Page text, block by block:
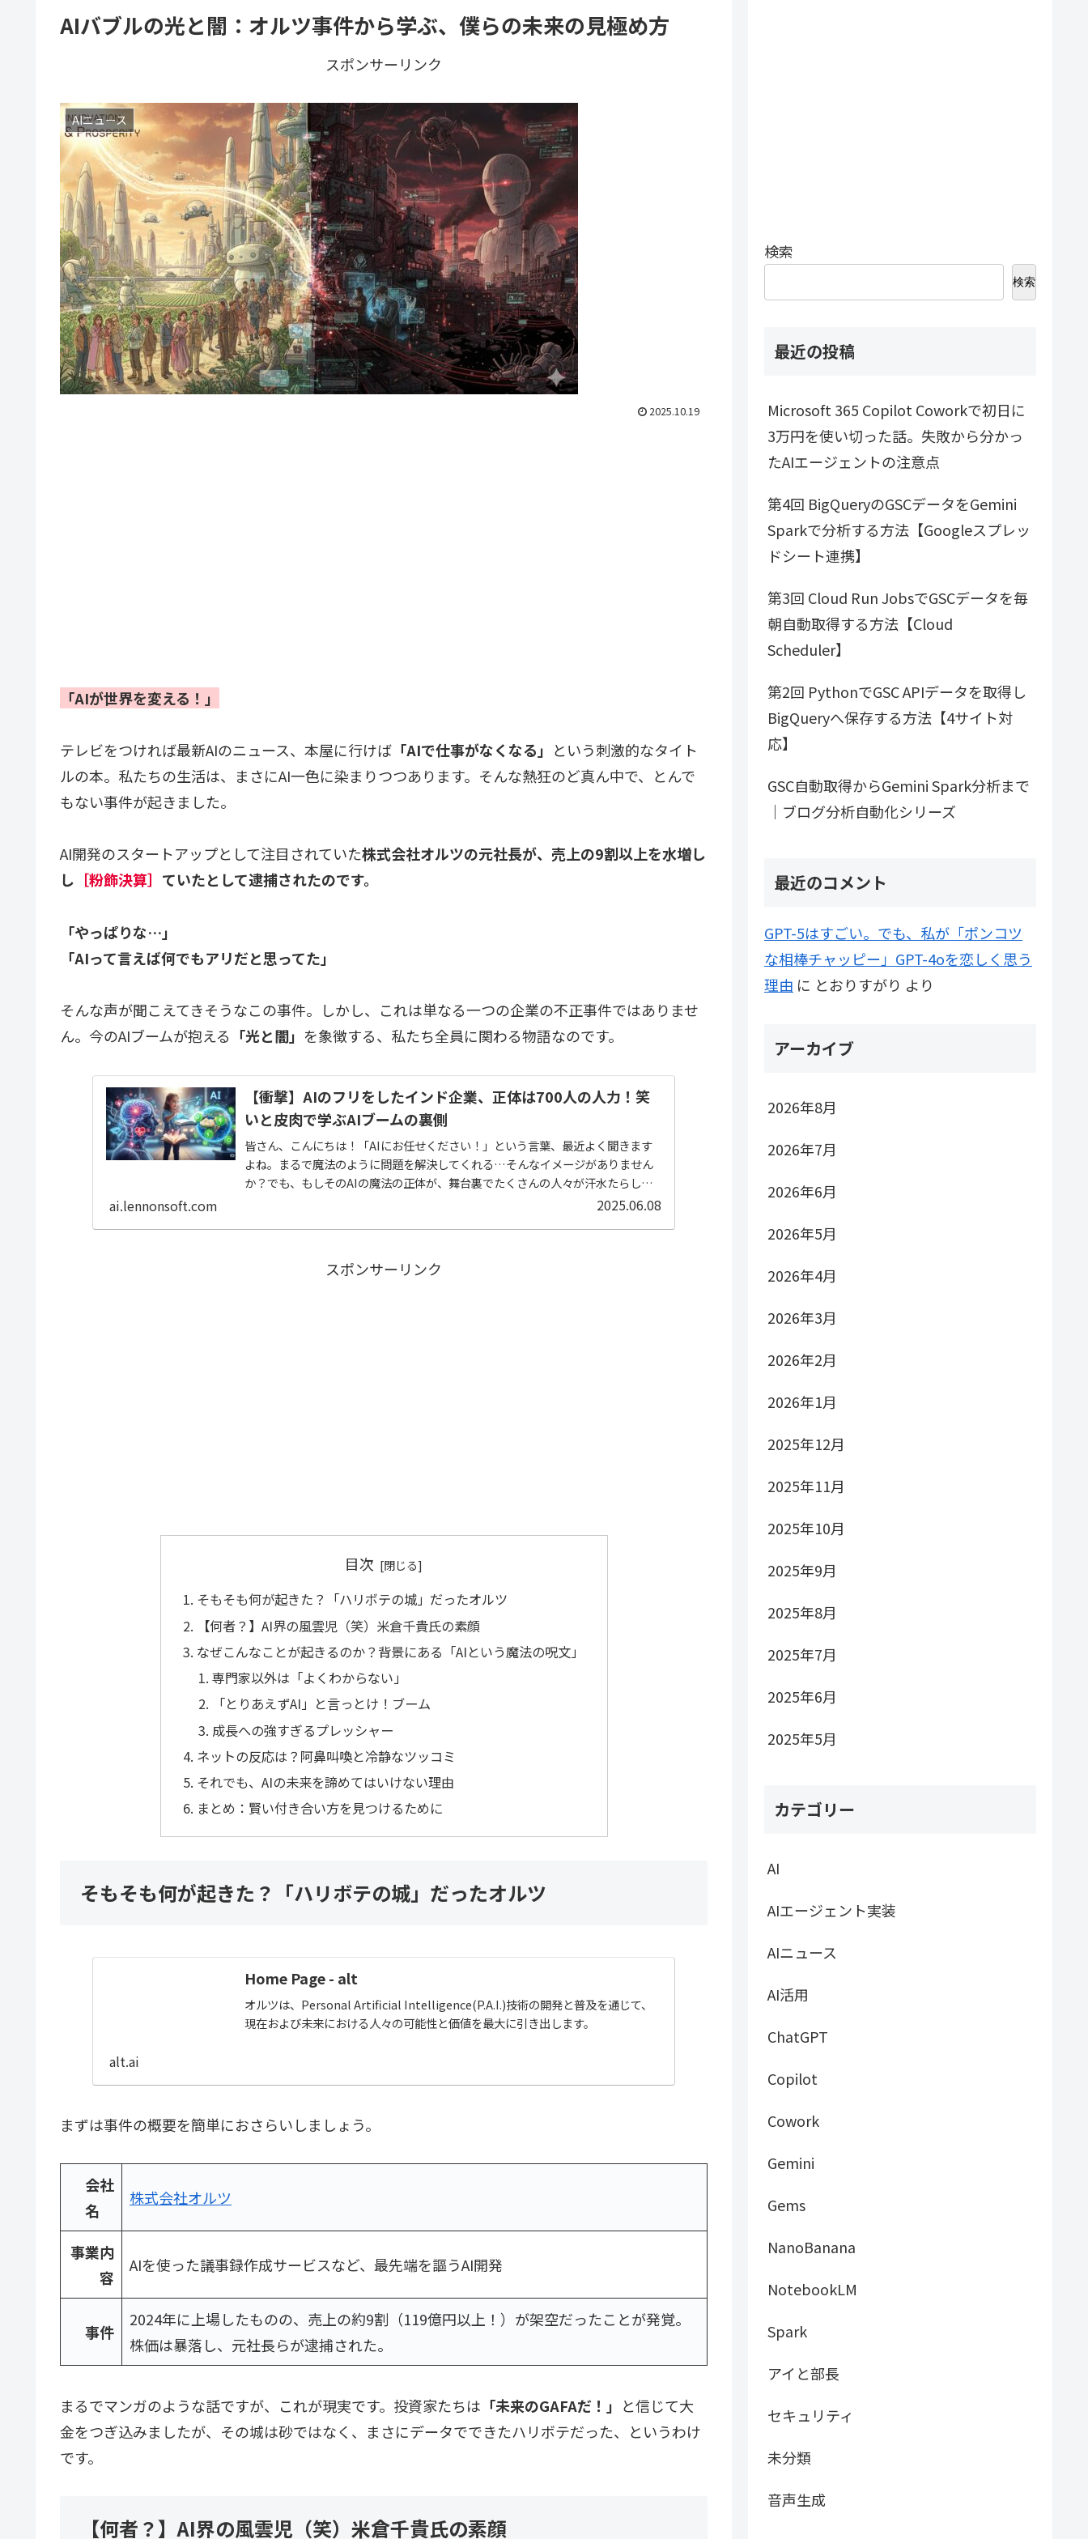
AIバブルの光と闇：オルツ事件から学ぶ、僕らの未来の見極め方
スポンサーリンク
AIニュース
2025.10.19
「AIが世界を変える！」
テレビをつければ最新AIのニュース、本屋に行けば 「AIで仕事がなくなる」 という刺激的なタイト
ルの本。私たちの生活は、まさにAI一色に染まりつつあります。そんな熱狂のど真ん中で、とんで
もない事件が起きました。
AI開発のスタートアップとして注目されていた株式会社オルツの元社長が、売上の9割以上を水増し
し ［粉飾決算］ ていたとして逮捕されたのです。
「やっぱりな…」
「AIって言えば何でもアリだと思ってた」
そんな声が聞こえてきそうなこの事件。しかし、これは単なる一つの企業の不正事件ではありませ
ん。今のAIブームが抱える 「光と闇」 を象徴する、私たち全員に関わる物語なのです。
【衝撃】AIのフリをしたインド企業、正体は700人の人力！笑
いと皮肉で学ぶAIブームの裏側
皆さん、こんにちは！「AIにお任せください！」という言葉、最近よく聞きます
よね。まるで魔法のように問題を解決してくれる…そんなイメージがありません
か？でも、もしそのAIの魔法の正体が、舞台裏でたくさんの人々が汗水たらして
ai.lennonsoft.com 2025.06.08
スポンサーリンク
目次
そもそも何が起きた？「ハリボテの城」だったオルツ
【何者？】AI界の風雲児（笑）米倉千貴氏の素顔
なぜこんなことが起きるのか？背景にある「AIという魔法の呪文」
専門家以外は「よくわからない」
「とりあえずAI」と言っとけ！ブーム
成長への強すぎるプレッシャー
ネットの反応は？阿鼻叫喚と冷静なツッコミ
それでも、AIの未来を諦めてはいけない理由
まとめ：賢い付き合い方を見つけるために
そもそも何が起きた？「ハリボテの城」だったオルツ
Home Page - alt
オルツは、Personal Artificial Intelligence(P.A.I.)技術の開発と普及を通じて、
現在および未来における人々の可能性と価値を最大に引き出します。
alt.ai
まずは事件の概要を簡単におさらいしましょう。
会社
名
株式会社オルツ
事業内
容
AIを使った議事録作成サービスなど、最先端を謳うAI開発
事件
2024年に上場したものの、売上の約9割（119億円以上！）が架空だったことが発覚。
株価は暴落し、元社長らが逮捕された。
まるでマンガのような話ですが、これが現実です。投資家たちは 「未来のGAFAだ！」 と信じて大
金をつぎ込みましたが、その城は砂ではなく、まさにデータでできたハリボテだった、というわけ
です。
【何者？】AI界の風雲児（笑）米倉千貴氏の素顔
検索
検索
最近の投稿
Microsoft 365 Copilot Coworkで初日に
3万円を使い切った話。失敗から分かっ
たAIエージェントの注意点
第4回 BigQueryのGSCデータをGemini
Sparkで分析する方法【Googleスプレッ
ドシート連携】
第3回 Cloud Run JobsでGSCデータを毎
朝自動取得する方法【Cloud
Scheduler】
第2回 PythonでGSC APIデータを取得し
BigQueryへ保存する方法【4サイト対
応】
GSC自動取得からGemini Spark分析まで
｜ブログ分析自動化シリーズ
最近のコメント
GPT-5はすごい。でも、私が「ポンコツ
な相棒チャッピー」GPT-4oを恋しく思う
理由 に とおりすがり より
アーカイブ
2026年8月
2026年7月
2026年6月
2026年5月
2026年4月
2026年3月
2026年2月
2026年1月
2025年12月
2025年11月
2025年10月
2025年9月
2025年8月
2025年7月
2025年6月
2025年5月
カテゴリー
AI
AIエージェント実装
AIニュース
AI活用
ChatGPT
Copilot
Cowork
Gemini
Gems
NanoBanana
NotebookLM
Spark
アイと部長
セキュリティ
未分類
音声生成